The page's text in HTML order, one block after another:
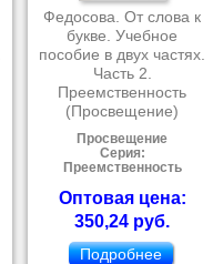
Федосова. От слова к
букве. Учебное
пособие в двух частях.
Часть 2.
Преемственность
(Просвещение)
Просвещение
Серия:
Преемственность
Оптовая цена:
350,24 руб.
Подробнее